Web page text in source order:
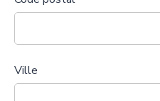
Ville